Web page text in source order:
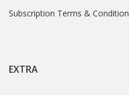
Subscription Terms & Condition
EXTRA